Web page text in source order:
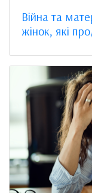
Війна та
жінок, які